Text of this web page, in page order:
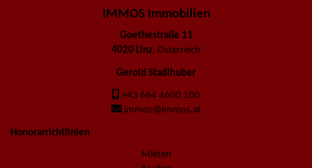
IMMOS Immobilien
Goethestraße 11
4020 Linz, Österreich
Gerold Stadlhuber
+43 664 4600 100
immos@immos.at
Honorarrichtlinien
Mieten